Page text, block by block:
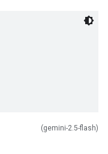
(gemini-2.5-flash)